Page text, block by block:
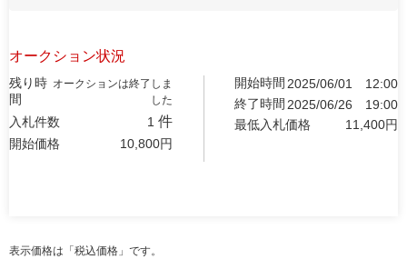
オークション状況
残り時
間
オークションは終了しま
した
入札件数 1 件
開始価格 10,800円
開始時間 2025/06/01
12:00
終了時間 2025/06/26
19:00
最低入札価格
11,400円
表示価格は「税込価格」です。